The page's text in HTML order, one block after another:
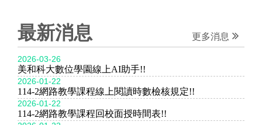
最新消息 更多消息
2026-03-26
美和科大數位學園線上AI助手!!
2026-01-22
114-2網路教學課程線上閱讀時數檢核規定!!
2026-01-22
114-2網路教學課程回校面授時間表!!